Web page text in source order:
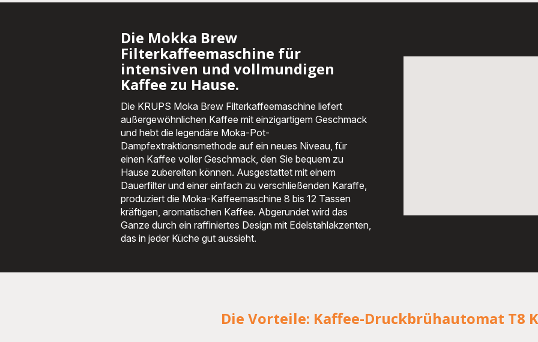
Die Mokka Brew
Filterkaffeemaschine für
intensiven und vollmundigen
Kaffee zu Hause.
Die KRUPS Moka Brew Filterkaffeemaschine liefert
außergewöhnlichen Kaffee mit einzigartigem Geschmack
und hebt die legendäre Moka-Pot-
Dampfextraktionsmethode auf ein neues Niveau, für
einen Kaffee voller Geschmack, den Sie bequem zu
Hause zubereiten können. Ausgestattet mit einem
Dauerfilter und einer einfach zu verschließenden Karaffe,
produziert die Moka-Kaffeemaschine 8 bis 12 Tassen
kräftigen, aromatischen Kaffee. Abgerundet wird das
Ganze durch ein raffiniertes Design mit Edelstahlakzenten,
das in jeder Küche gut aussieht.
Die Vorteile: Kaffee-Druckbrühautomat T8